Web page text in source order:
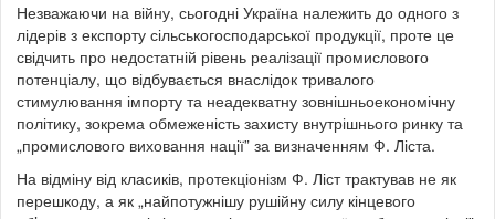
Незважаючи на війну, сьогодні Україна належить до одного з
лідерів з експорту сільськогосподарської продукції, проте це
свідчить про недостатній рівень реалізації промислового
потенціалу, що відбувається внаслідок тривалого
стимулювання імпорту та неадекватну зовнішньоекономічну
політику, зокрема обмеженість захисту внутрішнього ринку та
„промислового виховання нації” за визначенням Ф. Ліста.
На відміну від класиків, протекціонізм Ф. Ліст трактував не як
перешкоду, а як „найпотужнішу рушійну силу кінцевого